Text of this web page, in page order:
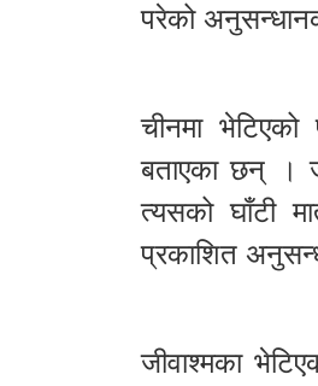
परेको
चीनमा
बताएका छन् ।
त्यसको घाँटी
प्रकाशित
जीवाश्मका